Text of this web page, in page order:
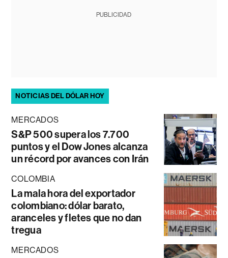
PUBLICIDAD
NOTICIAS DEL DÓLAR HOY
MERCADOS
S&P 500 supera los 7.700
puntos y el Dow Jones alcanza
un récord por avances con Irán
COLOMBIA
La mala hora del exportador
colombiano: dólar barato,
aranceles y fletes que no dan
tregua
MERCADOS